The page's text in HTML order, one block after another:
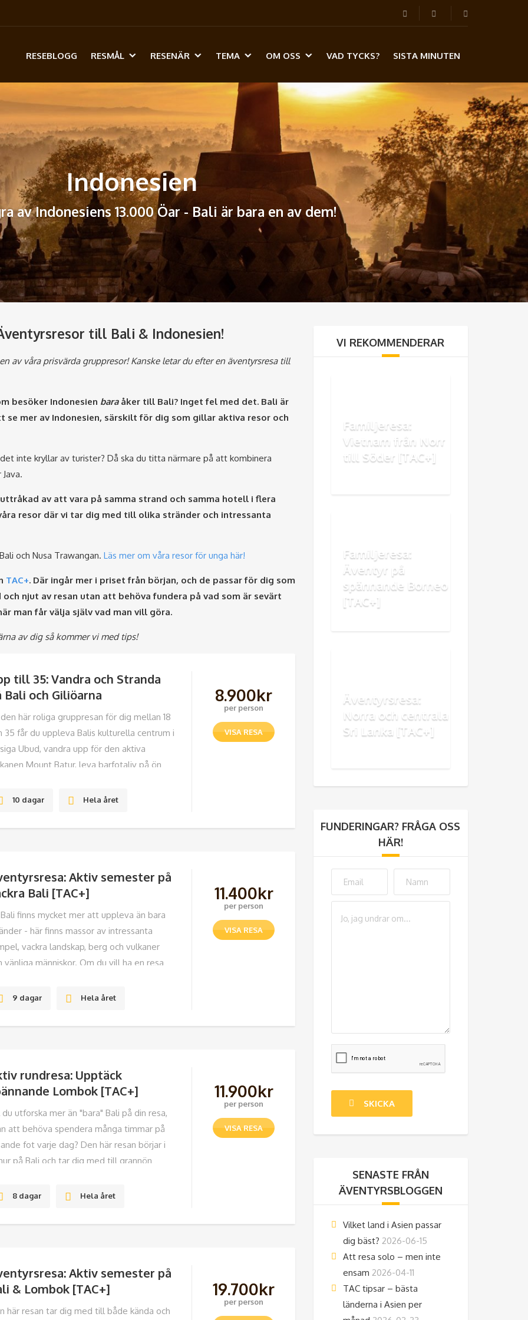
RESEBLOGG RESMÅL RESENÄR TEMA OM OSS VAD TYCKS? SISTA MINUTEN
Indonesien
av Indonesiens 13.000 Öar - Bali är bara en av dem!
till Bali & Indonesien!
av våra prisvärda gruppresor! Kanske letar du efter en äventyrsresa till
besöker Indonesien baraåker till Bali? Inget fel med det. Bali är
mer av Indonesien, särskilt för dig som gillar aktiva resor och
inte kryllar av turister? Då ska du titta närmare på att kombinera
av att vara på samma strand och samma hotell i flera
resor där vi tar dig med till olika stränder och intressanta
och Nusa Trawangan. Läs mer om våra resor för unga här!
TAC+. Där ingår mer i priset från början, och de passar för dig som
njut av resan utan att behöva fundera på vad som är sevärt
man får välja själv vad man vill göra.
av dig så kommer vi med tips!
till 35: Vandra och Stranda
Bali och Giliöarna
den här roliga gruppresan för dig mellan 18
35 får du uppleva Balis kulturella centrum i
Ubud, vandra upp för den aktiva
Mount Batur, leva barfotaliv på ön
Ett kul, ekonomiskt
8.900kr
per person
VISA RESA
10 dagar Hela året
6/10
Aktiv semester på
Bali [TAC+]
Bali finns mycket mer att uppleva än bara
- här finns massor av intressanta
vackra landskap, berg och vulkaner
vänliga människor. Om du vill ha en resa
11.400kr
per person
VISA RESA
9 dagar Hela året
6/10
rundresa: Upptäck
Lombok [TAC+]
du utforska mer än "bara" Bali på din resa,
att behöva spendera många timmar på
fot varje dag? Den här resan börjar i
på Bali och tar dig med till grannön
11.900kr
per person
VISA RESA
8 dagar Hela året
4/10
Aktiv semester på
& Lombok [TAC+]
här resan tar dig med till både kända och
19.700kr
per person
VI REKOMMENDERAR
Familjeresa:
Vietnam från Norr
till Söder [TAC+]
Familjeresa:
Äventyr på
spännande Borneo
[TAC+]
Äventyrsresa:
Norra och centrala
Sri Lanka [TAC+]
FUNDERINGAR? FRÅGA OSS
HÄR!
SENASTE FRÅN
ÄVENTYRSBLOGGEN
Vilket land i Asien passar
dig bäst? 2026-06-15
Att resa solo – men inte
ensam 2026-04-11
TAC tipsar – bästa
länderna i Asien per